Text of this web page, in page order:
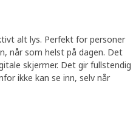
alt lys. Perfekt for personer
når som helst på dagen. Det
skjermer. Det gir fullstendig
ikke kan se inn, selv når